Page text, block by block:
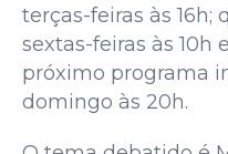
terças-feiras às 16h;
sextas-feiras às 10h
próximo programa
domingo às 20h.